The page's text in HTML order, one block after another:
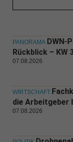
PANORAMA DWN-
Rückblick – KW
07.08.2026
WIRTSCHAFT
die Arbeitgeber
07.08.2026